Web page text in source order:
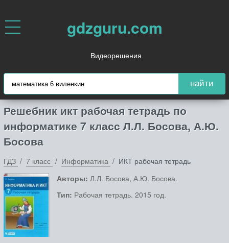
gdzguru.com
Видеорешения
найти
Решебник икт рабочая тетрадь по
информатике 7 класс Л.Л. Босова, А.Ю.
Босова
ГДЗ 7 класс Информатика
ИКТ рабочая тетрадь
Авторы: Л.Л. Босова, А.Ю. Босова.
Тип: Рабочая тетрадь. 2015 год.